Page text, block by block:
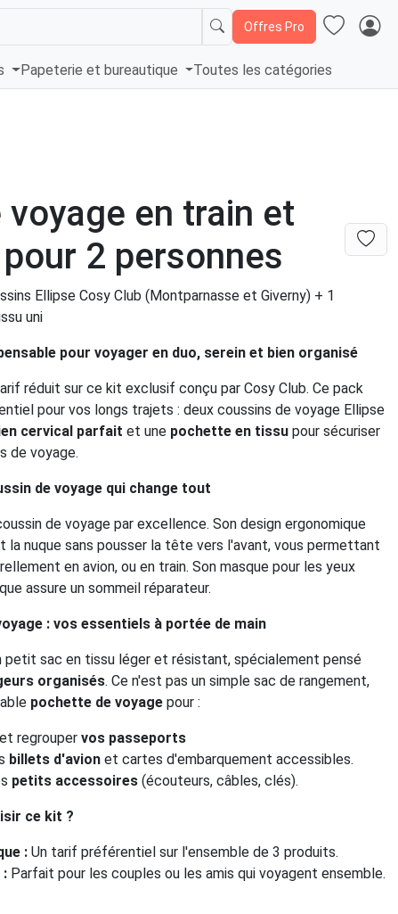
Offres Pro
Papeterie et bureautique Toutes les catégories
voyage en train et
2 personnes
Ellipse Cosy Club (Montparnasse et Giverny) + 1
uni
pour voyager en duo, serein et bien organisé
réduit sur ce kit exclusif conçu par Cosy Club. Ce pack
pour vos longs trajets : deux coussins de voyage Ellipse
cervical parfait et une pochette en tissu pour sécuriser
de voyage.
de voyage qui change tout
de voyage par excellence. Son design ergonomique
la nuque sans pousser la tête vers l'avant, vous permettant
en avion, ou en train. Son masque pour les yeux
assure un sommeil réparateur.
: vos essentiels à portée de main
petit sac en tissu léger et résistant, spécialement pensé
organisés. Ce n'est pas un simple sac de rangement,
pochette de voyage pour :
regrouper vos passeports
billets d'avion et cartes d'embarquement accessibles.
petits accessoires (écouteurs, câbles, clés).
ce kit ?
: Un tarif préférentiel sur l'ensemble de 3 produits.
: Parfait pour les couples ou les amis qui voyagent ensemble.